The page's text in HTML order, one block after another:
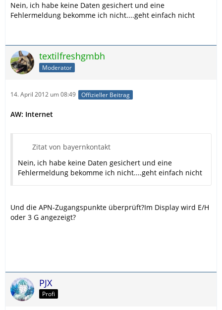
Nein, ich habe keine Daten gesichert und eine
Fehlermeldung bekomme ich nicht....geht einfach nicht
textilfreshgmbh
Moderator
14. April 2012 um 08:49 Offizieller Beitrag
AW: Internet
Zitat von bayernkontakt
Nein, ich habe keine Daten gesichert und eine
Fehlermeldung bekomme ich nicht....geht einfach nicht
Und die APN-Zugangspunkte überprüft?Im Display wird E/H
oder 3 G angezeigt?
PJX
Profi